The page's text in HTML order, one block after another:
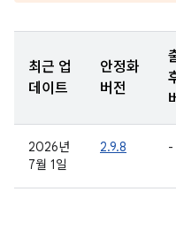
최근 업
데이트
안정화
버전
2026년
7월 1일
2.9.8 -